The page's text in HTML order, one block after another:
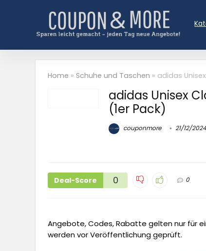
Home » Schuhe und Taschen » adidas
adidas Unisex
(1er Pack)
couponmore 21/12/2024
Deal-Score 0 0
Angebote, Codes, Rabatte gelten nur für
werden vor Veröffentlichung geprüft.